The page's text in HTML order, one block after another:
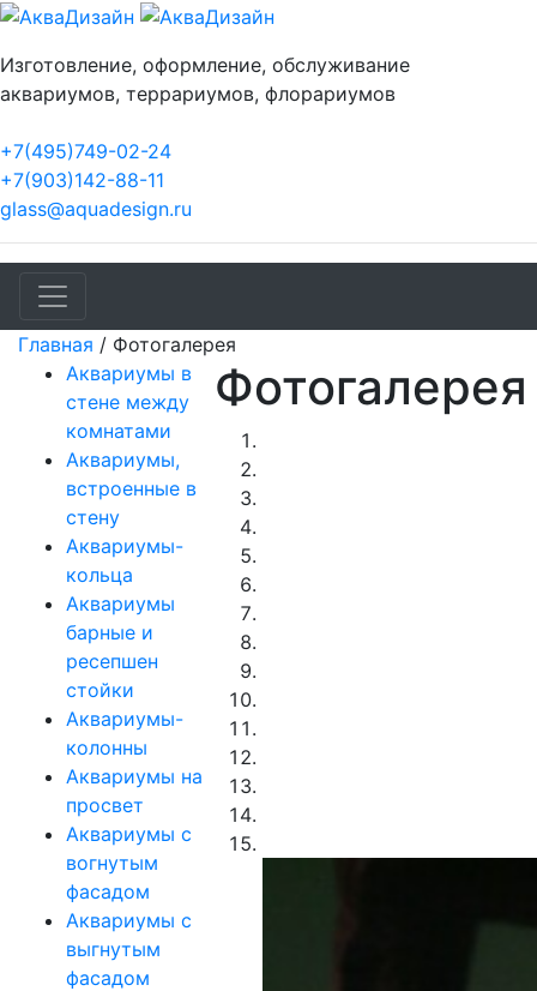
Изготовление, оформление, обслуживание
аквариумов, террариумов, флорариумов
+7(495)749-02-24
+7(903)142-88-11
glass@aquadesign.ru
Главная / Фотогалерея
Аквариумы в
стене между
комнатами
Аквариумы,
встроенные в
стену
Аквариумы-
кольца
Аквариумы
барные и
ресепшен
стойки
Аквариумы-
колонны
Аквариумы на
просвет
Аквариумы с
вогнутым
фасадом
Аквариумы с
выгнутым
фасадом
Фотогалерея